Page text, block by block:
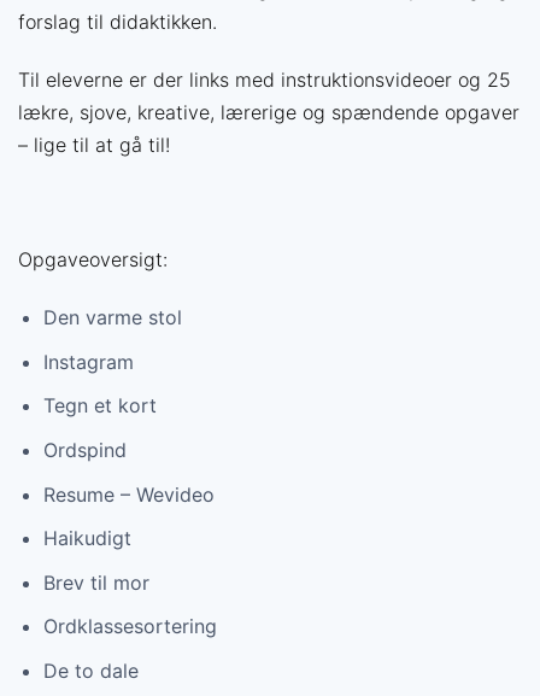
forslag til didaktikken.
Til eleverne er der links med instruktionsvideoer og 25
lækre, sjove, kreative, lærerige og spændende opgaver
– lige til at gå til!
Opgaveoversigt:
Den varme stol
Instagram
Tegn et kort
Ordspind
Resume – Wevideo
Haikudigt
Brev til mor
Ordklassesortering
De to dale